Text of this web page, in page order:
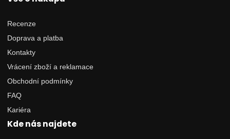
Recenze
Doprava a platba
Kontakty
Vrácení zboží a reklamace
Obchodní podmínky
FAQ
Kariéra
Kde nás najdete